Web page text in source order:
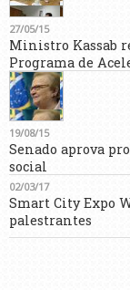
27/05/15
Ministro Kassab
Programa de
19/08/15
Senado aprova
social
02/03/17
Smart City Expo
palestrantes